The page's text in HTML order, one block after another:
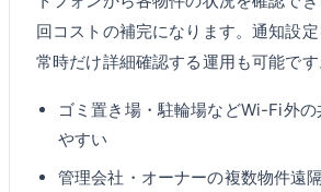
回コストの補完になります。通知設
常時だけ詳細確認する運用も可能です
ゴミ置き場・駐輪場などWi-Fi外の
やすい
管理会社・オーナーの複数物件遠